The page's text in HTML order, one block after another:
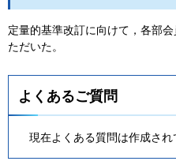
定量的基準改訂に向けて，各部
ただいた。
よくあるご質問
現在よくある質問は作成され